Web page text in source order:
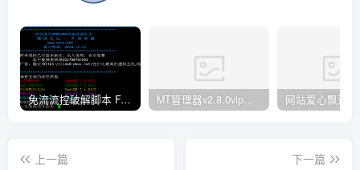
免流流控破解脚本 FAS 青云 快云 VPNS 博雅dalo最新集合 MT管理器v2.8.0vip破解版 网站爱心飘落
上一篇
下一篇